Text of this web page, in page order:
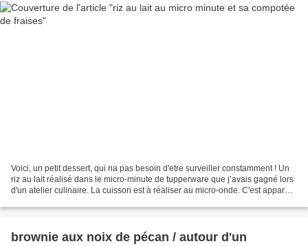
Voici, un petit dessert, qui na pas besoin d'etre surveiller constamment ! Un
riz au lait réalisé dans le micro-minute de tupperware que j’avais gagné lors
d'un atelier culinaire. La cuisson est à réaliser au micro-onde. C'est appareil
brownie aux noix de pécan / autour d'un